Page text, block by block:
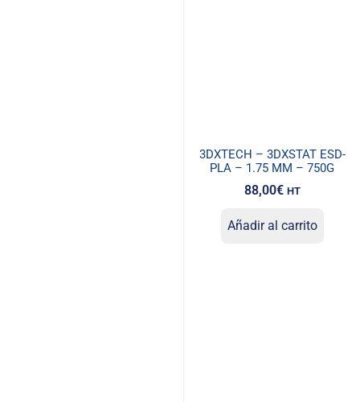
3DXTECH – 3DXSTAT ESD-
PLA – 1.75 MM – 750G
88,00€ HT
Añadir al carrito